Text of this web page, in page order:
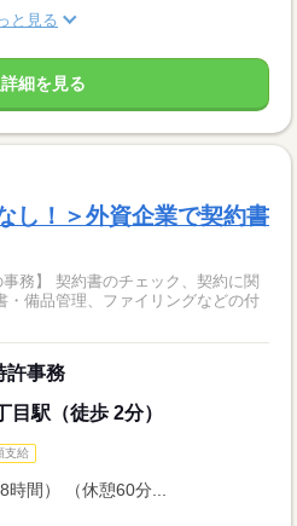
と見る
細を見る
し！＞外資企業で契約書
務】 契約書のチェック、契約に関
・備品管理、ファイリングなどの付
許事務
駅（徒歩 2分）
支給
間） （休憩60分...